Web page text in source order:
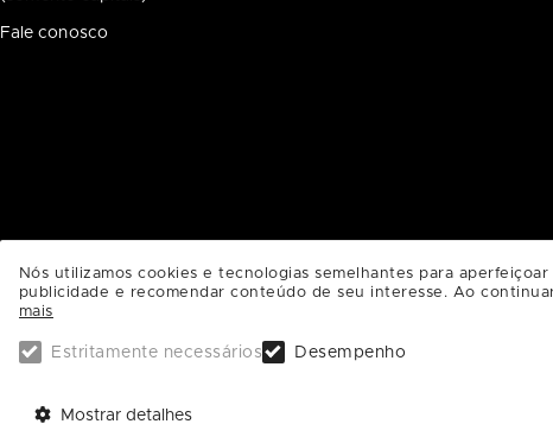
Fale conosco
Administrado por
Rua Professor Pedro Viriato Parigot de Souza - 600 - Ecoville CEP: 81.200-100
Nós utilizamos cookies e tecnologias semelhantes para
publicidade e recomendar conteúdo de seu interesse. Ao
mais
Estritamente necessários Desempenho
Mostrar detalhes